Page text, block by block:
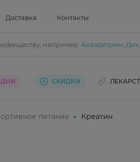
Доставка Контакты
веществу, например: Аквадетрим
ДНИ СКИДКИ
питание Креатин